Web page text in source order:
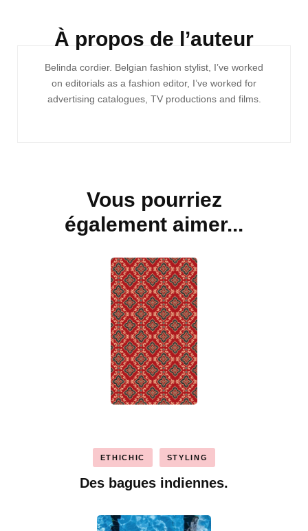
d'article
À propos de l’auteur
Belinda cordier. Belgian fashion stylist, I’ve worked
on editorials as a fashion editor, I’ve worked for
advertising catalogues, TV productions and films.
Vous pourriez
également aimer...
ETHICHIC STYLING
Des bagues indiennes.